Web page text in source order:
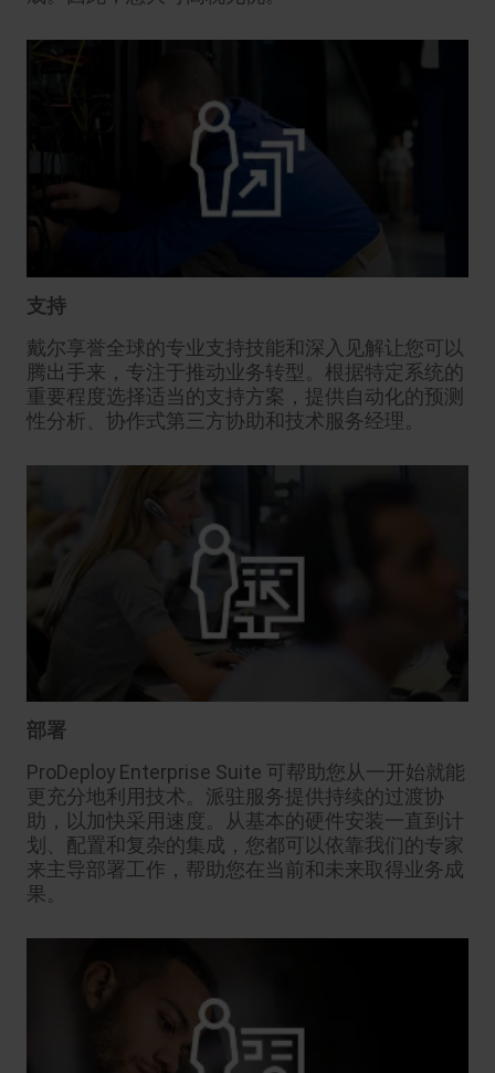
支持
戴尔享誉全球的专业支持技能和深入见解让您可以
腾出手来，专注于推动业务转型。根据特定系统的
重要程度选择适当的支持方案，提供自动化的预测
性分析、协作式第三方协助和技术服务经理。
部署
ProDeploy Enterprise Suite 可帮助您从一开始就能
更充分地利用技术。派驻服务提供持续的过渡协
助，以加快采用速度。从基本的硬件安装一直到计
划、配置和复杂的集成，您都可以依靠我们的专家
来主导部署工作，帮助您在当前和未来取得业务成
果。